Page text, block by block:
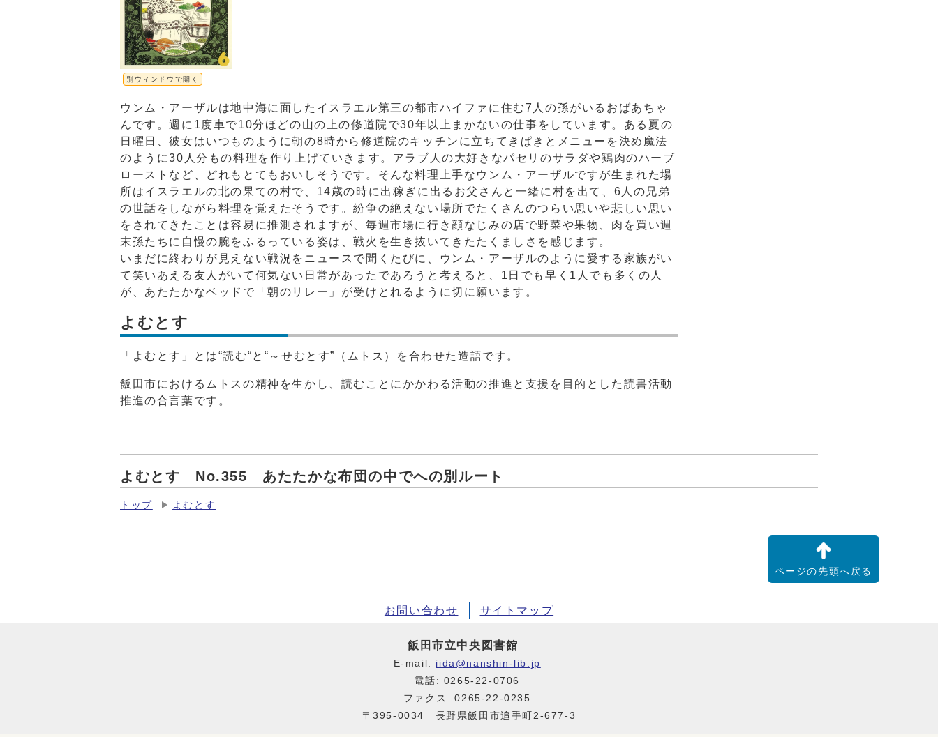
別ウィンドウで開く
ウンム・アーザルは地中海に面したイスラエル第三の都市ハイファに住む7人の孫がいるおばあちゃ
んです。週に1度車で10分ほどの山の上の修道院で30年以上まかないの仕事をしています。ある夏の
日曜日、彼女はいつものように朝の8時から修道院のキッチンに立ちてきぱきとメニューを決め魔法
のように30人分もの料理を作り上げていきます。アラブ人の大好きなパセリのサラダや鶏肉のハーブ
ローストなど、どれもとてもおいしそうです。そんな料理上手なウンム・アーザルですが生まれた場
所はイスラエルの北の果ての村で、14歳の時に出稼ぎに出るお父さんと一緒に村を出て、6人の兄弟
の世話をしながら料理を覚えたそうです。紛争の絶えない場所でたくさんのつらい思いや悲しい思い
をされてきたことは容易に推測されますが、毎週市場に行き顔なじみの店で野菜や果物、肉を買い週
末孫たちに自慢の腕をふるっている姿は、戦火を生き抜いてきたたくましさを感じます。
いまだに終わりが見えない戦況をニュースで聞くたびに、ウンム・アーザルのように愛する家族がい
て笑いあえる友人がいて何気ない日常があったであろうと考えると、1日でも早く1人でも多くの人
が、あたたかなベッドで「朝のリレー」が受けとれるように切に願います。
よむとす
「よむとす」とは“読む“と“～せむとす”（ムトス）を合わせた造語です。
飯田市におけるムトスの精神を生かし、読むことにかかわる活動の推進と支援を目的とした読書活動
推進の合言葉です。
よむとす No.355 あたたかな布団の中でへの別ルート
トップ よむとす
ページの先頭へ戻る
お問い合わせ サイトマップ
飯田市立中央図書館
E-mail: iida@nanshin-lib.jp
電話: 0265-22-0706
ファクス: 0265-22-0235
〒395-0034 長野県飯田市追手町2-677-3